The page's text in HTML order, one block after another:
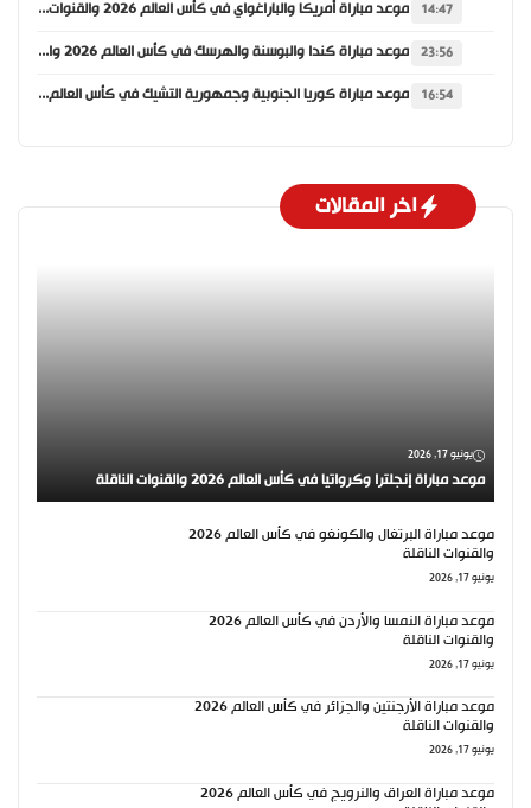
14:47 موعد مباراة أمريكا والباراغواي في كأس العالم 2026 والقنوات الناقلة
23:56 موعد مباراة كندا والبوسنة والهرسك في كأس العالم 2026 والقنوات الناقلة
16:54 موعد مباراة كوريا الجنوبية وجمهورية التشيك في كأس العالم 2026 والقنوات الناقلة
اخر المقالات
يونيو 17, 2026
موعد مباراة إنجلترا وكرواتيا في كأس العالم 2026 والقنوات الناقلة
موعد مباراة البرتغال والكونغو في كأس العالم 2026
والقنوات الناقلة
يونيو 17, 2026
موعد مباراة النمسا والأردن في كأس العالم 2026
والقنوات الناقلة
يونيو 17, 2026
موعد مباراة الأرجنتين والجزائر في كأس العالم 2026
والقنوات الناقلة
يونيو 17, 2026
موعد مباراة العراق والنرويج في كأس العالم 2026